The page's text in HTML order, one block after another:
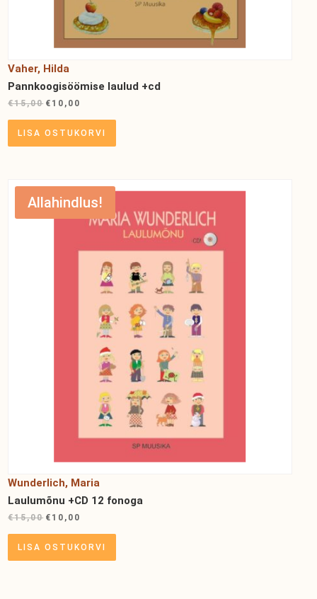
Vaher, Hilda
Pannkoogisöömise laulud +cd
€15,00 € 10,00
LISA OSTUKORVI
Allahindlus!
Wunderlich, Maria
Laulumõnu +CD 12 fonoga
€15,00 € 10,00
LISA OSTUKORVI